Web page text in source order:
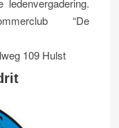
“De
109 Hulst